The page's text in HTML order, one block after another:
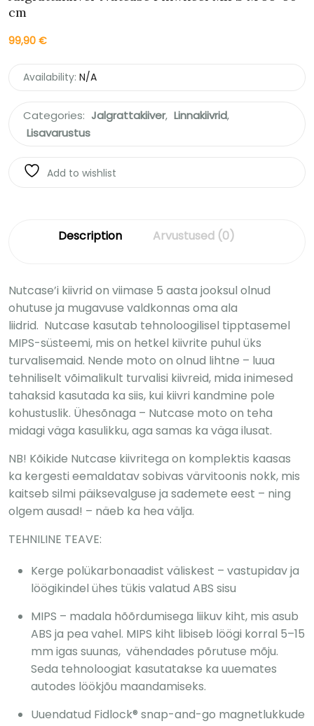
cm
99,90 €
Availability: N/A
Categories: Jalgrattakiiver, Linnakiivrid,
Lisavarustus
Add to wishlist
Description Arvustused (0)
Nutcase’i kiivrid on viimase 5 aasta jooksul olnud
ohutuse ja mugavuse valdkonnas oma ala
liidrid. Nutcase kasutab tehnoloogilisel tipptasemel
MIPS-süsteemi, mis on hetkel kiivrite puhul üks
turvalisemaid. Nende moto on olnud lihtne – luua
tehniliselt võimalikult turvalisi kiivreid, mida inimesed
tahaksid kasutada ka siis, kui kiivri kandmine pole
kohustuslik. Ühesõnaga – Nutcase moto on teha
midagi väga kasulikku, aga samas ka väga ilusat.
NB! Kõikide Nutcase kiivritega on komplektis kaasas
ka kergesti eemaldatav sobivas värvitoonis nokk, mis
kaitseb silmi päiksevalguse ja sademete eest – ning
olgem ausad! – näeb ka hea välja.
TEHNILINE TEAVE:
Kerge polükarbonaadist väliskest – vastupidav ja
löögikindel ühes tükis valatud ABS sisu
MIPS – madala hõõrdumisega liikuv kiht, mis asub
ABS ja pea vahel. MIPS kiht libiseb löögi korral 5–15
mm igas suunas, vähendades põrutuse mõju.
Seda tehnoloogiat kasutatakse ka uuemates
autodes löökjõu maandamiseks.
Uuendatud Fidlock® snap-and-go magnetlukkude